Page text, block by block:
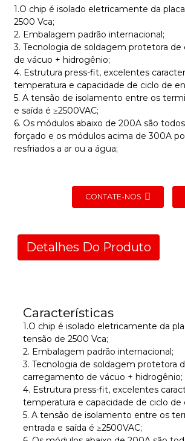
1.O chip é isolado eletricamente da
2500 Vca;
2. Embalagem padrão internacional;
3. Tecnologia de soldagem protetora
de vácuo + hidrogênio;
4. Estrutura press-fit, excelentes
temperatura e capacidade de ciclo de
5. A tensão de isolamento entre os
e saída é ≥2500VAC;
6. Os módulos abaixo de 200A são
forçado e os módulos acima de 300A
resfriados a ar ou a água;
CONTATE-NOS
Detalhes Do Produto
Características
1.O chip é isolado eletricamente da
tensão de 2500 Vca;
2. Embalagem padrão internacional;
3. Tecnologia de soldagem protetora
carregamento de vácuo + hidrogênio;
4. Estrutura press-fit, excelentes
temperatura e capacidade de ciclo de
5. A tensão de isolamento entre os
entrada e saída é ≥2500VAC;